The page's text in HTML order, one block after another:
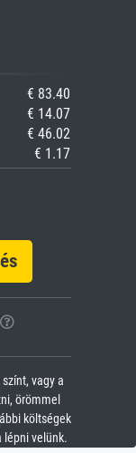
€ 83.40
€ 14.07
€ 46.02
€ 1.17
vagy a
örömmel
költségek
lépni velünk.